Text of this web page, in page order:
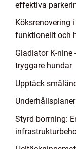
effektiva
Köksrenovering
funktionellt och
Gladiator K-
tryggare hundar
Upptäck
Styrd borrning: